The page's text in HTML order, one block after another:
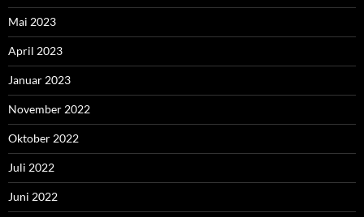
Mai 2023
April 2023
Januar 2023
November 2022
Oktober 2022
Juli 2022
Juni 2022